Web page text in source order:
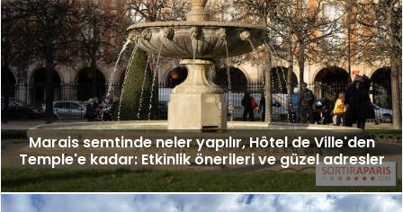
Marais semtinde neler yapılır, Hôtel de Ville'den
Temple'e kadar: Etkinlik önerileri ve güzel adresler